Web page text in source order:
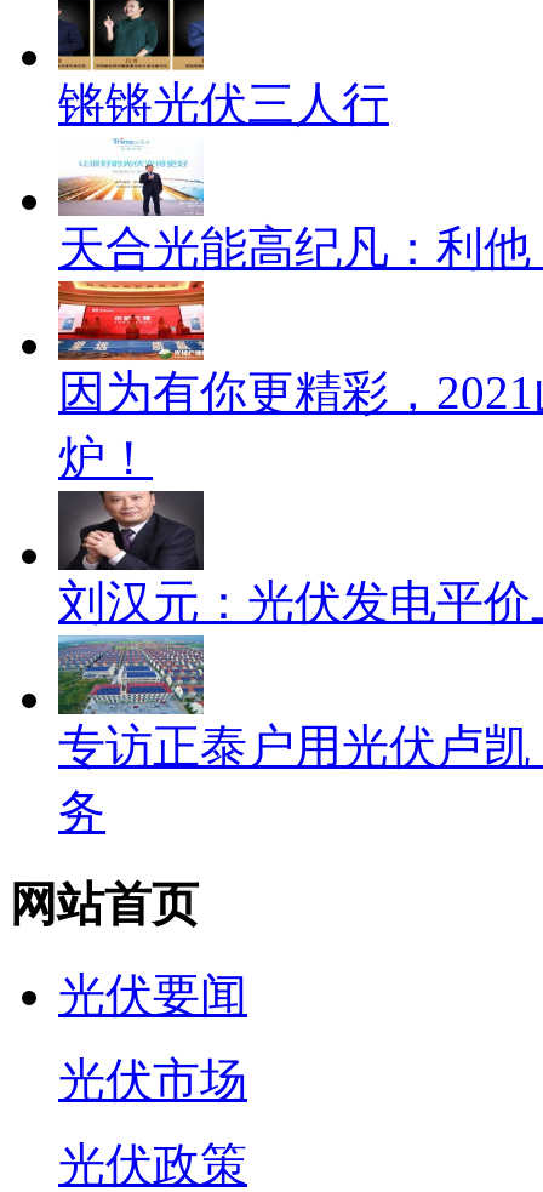
锵锵光伏三人行
天合光能高纪凡：利
因为有你更精彩，
炉！
刘汉元：光伏发电平
专访正泰户用光伏卢
务
网站首页
光伏要闻
光伏市场
光伏政策